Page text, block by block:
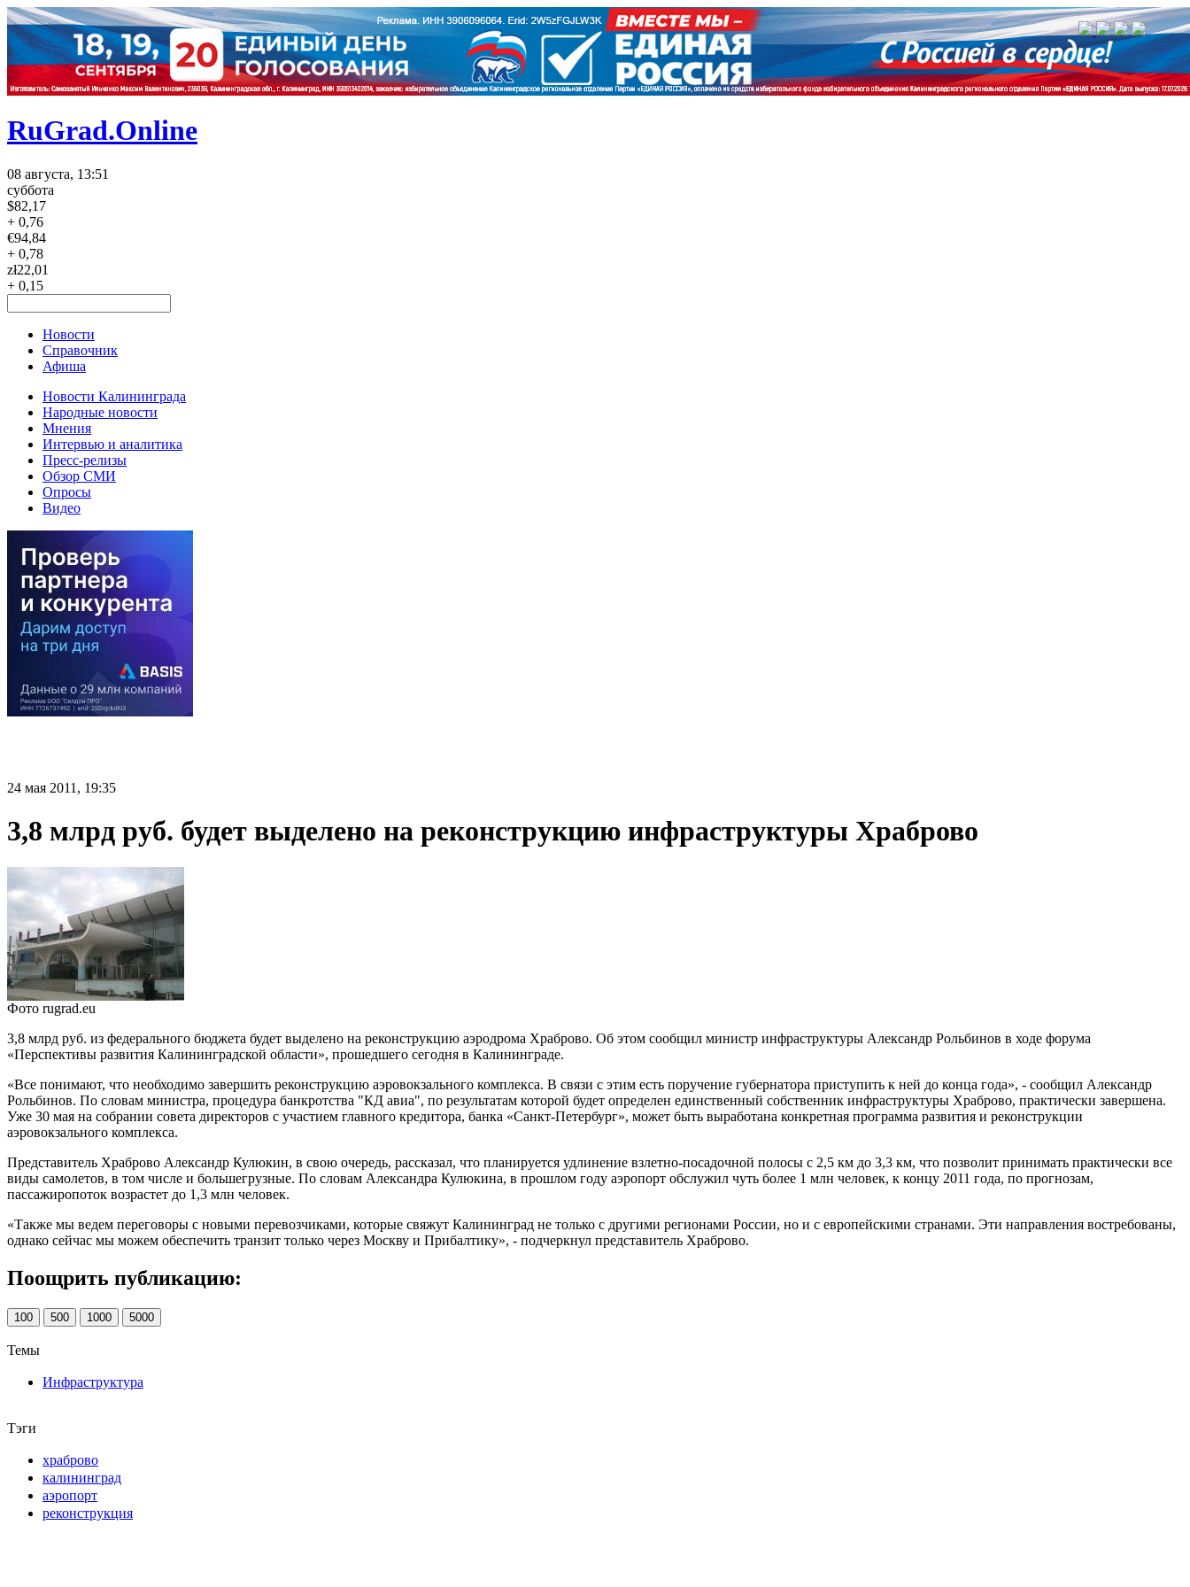
RuGrad.Online
08 августа, 13:51
суббота
$82,17
+ 0,76
€94,84
+ 0,78
zł22,01
+ 0,15
Новости
Справочник
Афиша
Новости Калининграда
Народные новости
Мнения
Интервью и аналитика
Пресс-релизы
Обзор СМИ
Опросы
Видео
24 мая 2011, 19:35
3,8 млрд руб. будет выделено на реконструкцию инфраструктуры Храброво
Фото rugrad.eu
3,8 млрд руб. из федерального бюджета будет выделено на реконструкцию аэродрома Храброво. Об этом сообщил министр инфраструктуры Александр Рольбинов в ходе форума
«Перспективы развития Калининградской области», прошедшего сегодня в Калининграде.
«Все понимают, что необходимо завершить реконструкцию аэровокзального комплекса. В связи с этим есть поручение губернатора приступить к ней до конца года», - сообщил Александр
Рольбинов. По словам министра, процедура банкротства "КД авиа", по результатам которой будет определен единственный собственник инфраструктуры Храброво, практически завершена.
Уже 30 мая на собрании совета директоров с участием главного кредитора, банка «Санкт-Петербург», может быть выработана конкретная программа развития и реконструкции
аэровокзального комплекса.
Представитель Храброво Александр Кулюкин, в свою очередь, рассказал, что планируется удлинение взлетно-посадочной полосы с 2,5 км до 3,3 км, что позволит принимать практически все
виды самолетов, в том числе и большегрузные. По словам Александра Кулюкина, в прошлом году аэропорт обслужил чуть более 1 млн человек, к концу 2011 года, по прогнозам,
пассажиропоток возрастет до 1,3 млн человек.
«Также мы ведем переговоры с новыми перевозчиками, которые свяжут Калининград не только с другими регионами России, но и с европейскими странами. Эти направления востребованы,
однако сейчас мы можем обеспечить транзит только через Москву и Прибалтику», - подчеркнул представитель Храброво.
Поощрить публикацию:
100 500 1000 5000
Темы
Инфраструктура
Тэги
храброво
калининград
аэропорт
реконструкция